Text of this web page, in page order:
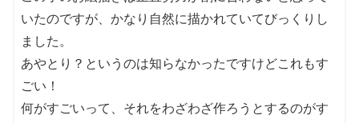
いたのですが、かなり自然に描かれていてびっくりし
ました。
あやとり？というのは知らなかったですけどこれもす
ごい！
何がすごいって、それをわざわざ作ろうとするのがす